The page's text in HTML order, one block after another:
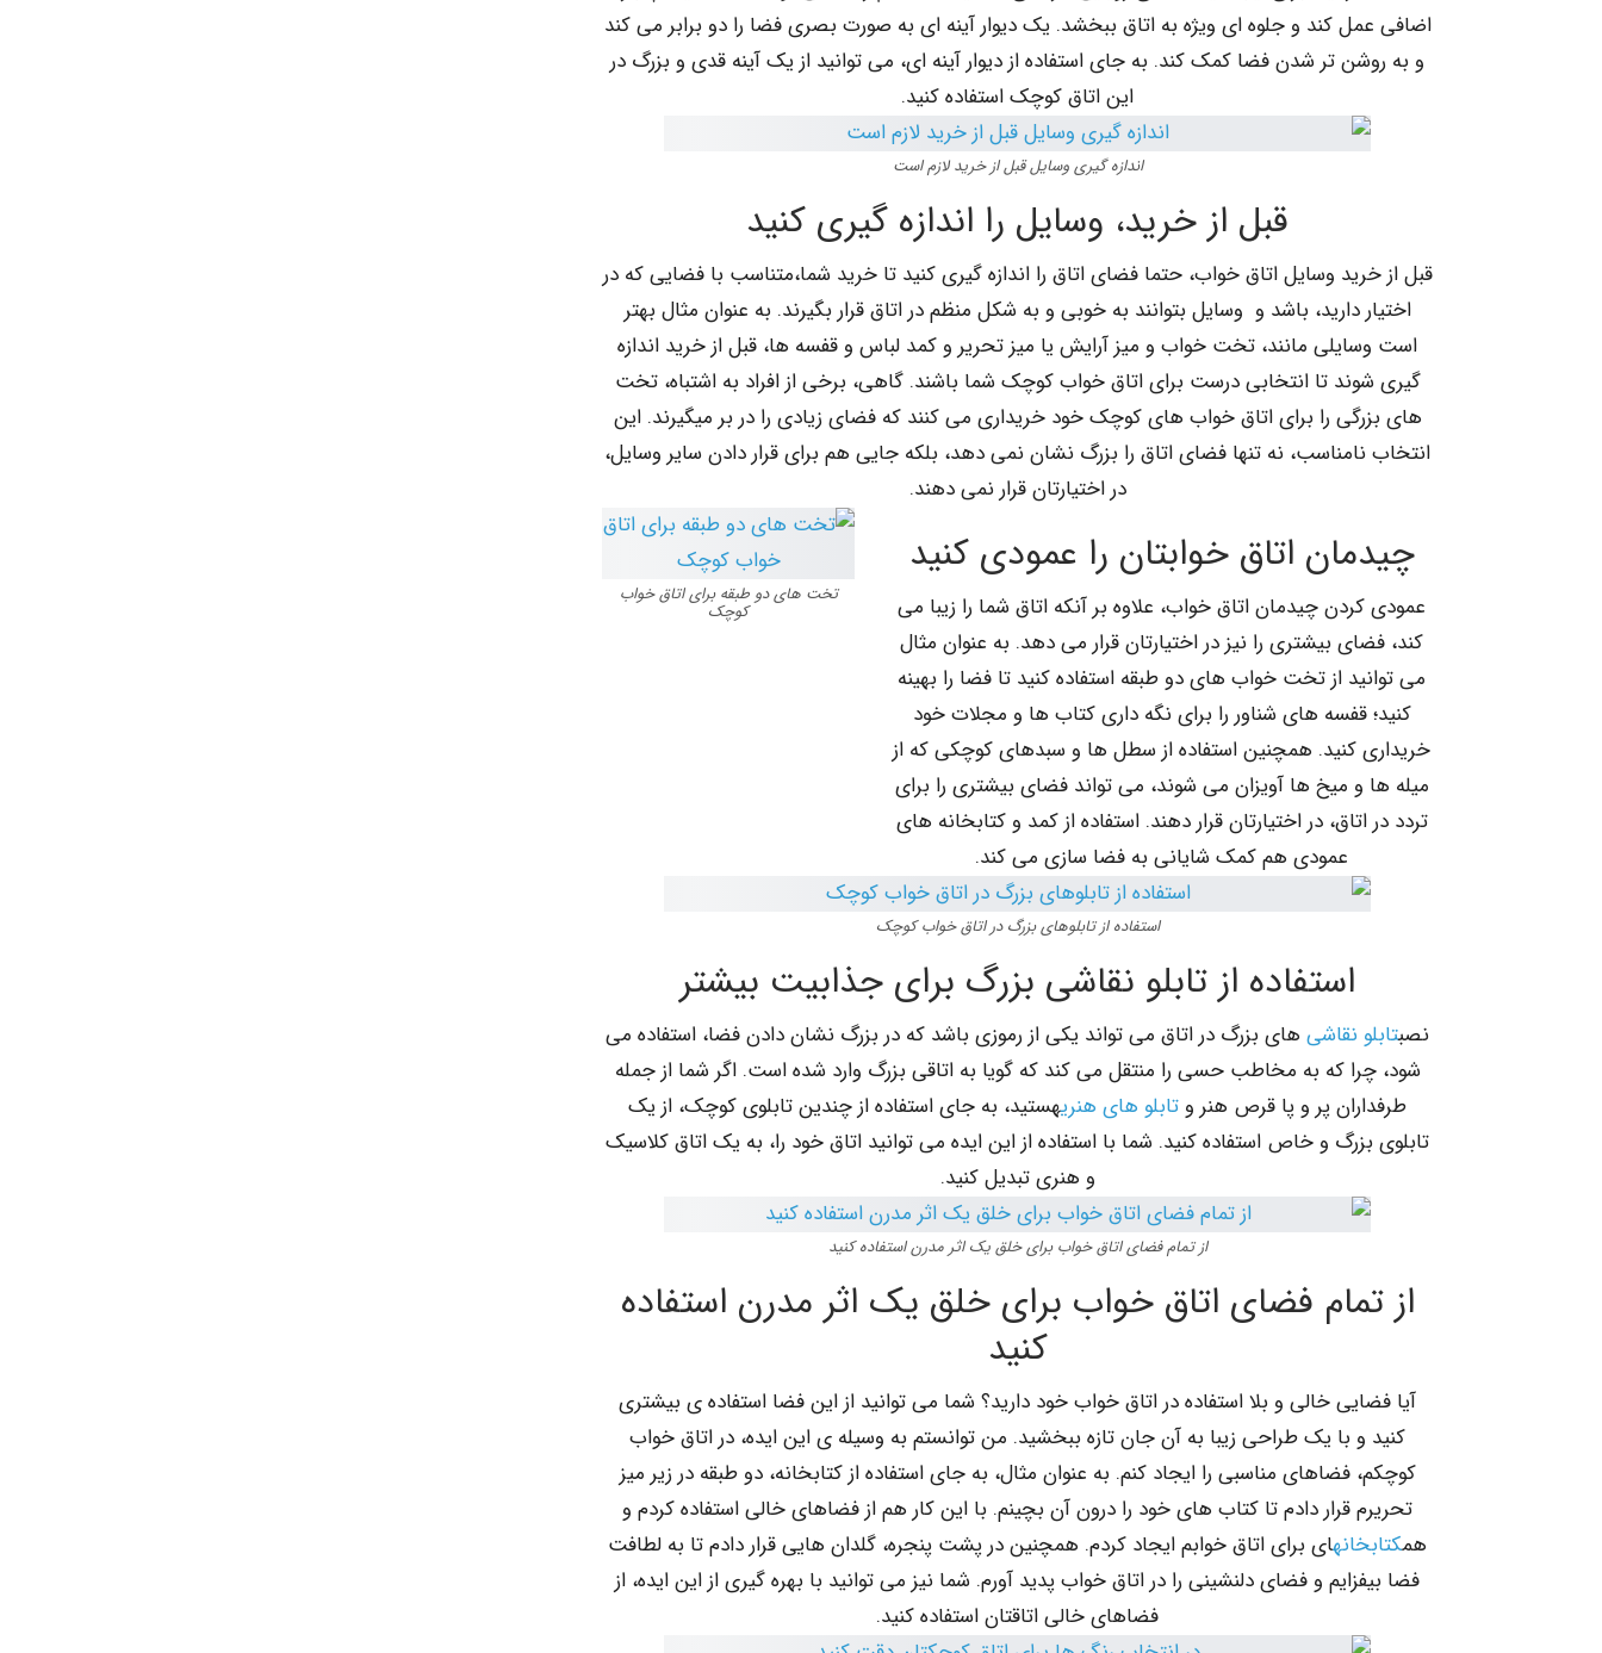
اضافی عمل کند و جلوه ای ویژه به اتاق ببخشد. یک دیوار آینه ای به صورت بصری فضا را دو برابر می کند
و به روشن تر شدن فضا کمک کند. به جای استفاده از دیوار آینه ای، می توانید از یک آینه قدی و بزرگ در
این اتاق کوچک استفاده کنید.
اندازه گیری وسایل قبل از خرید لازم است
قبل از خرید، وسایل را اندازه گیری کنید
قبل از خرید وسایل اتاق خواب، حتما فضای اتاق را اندازه گیری کنید تا خرید شما،متناسب با فضایی که در
اختیار دارید، باشد و وسایل بتوانند به خوبی و به شکل منظم در اتاق قرار بگیرند. به عنوان مثال بهتر
است وسایلی مانند، تخت خواب و میز آرایش یا میز تحریر و کمد لباس و قفسه ها، قبل از خرید اندازه
گیری شوند تا انتخابی درست برای اتاق خواب کوچک شما باشند. گاهی، برخی از افراد به اشتباه، تخت
های بزرگی را برای اتاق خواب های کوچک خود خریداری می کنند که فضای زیادی را در بر میگیرند. این
انتخاب نامناسب، نه تنها فضای اتاق را بزرگ نشان نمی دهد، بلکه جایی هم برای قرار دادن سایر وسایل،
در اختیارتان قرار نمی دهند.
چیدمان اتاق خوابتان را عمودی کنید
عمودی کردن چیدمان اتاق خواب، علاوه بر آنکه اتاق شما را زیبا می
کند، فضای بیشتری را نیز در اختیارتان قرار می دهد. به عنوان مثال
می توانید از تخت خواب های دو طبقه استفاده کنید تا فضا را بهینه
کنید؛ قفسه های شناور را برای نگه داری کتاب ها و مجلات خود
خریداری کنید. همچنین استفاده از سطل ها و سبدهای کوچکی که از
میله ها و میخ ها آویزان می شوند، می تواند فضای بیشتری را برای
تردد در اتاق، در اختیارتان قرار دهند. استفاده از کمد و کتابخانه های
عمودی هم کمک شایانی به فضا سازی می کند.
تخت های دو طبقه برای اتاق خواب
کوچک
استفاده از تابلوهای بزرگ در اتاق خواب کوچک
استفاده از تابلو نقاشی بزرگ برای جذابیت بیشتر
نصبتابلو نقاشی های بزرگ در اتاق می تواند یکی از رموزی باشد که در بزرگ نشان دادن فضا، استفاده می
شود، چرا که به مخاطب حسی را منتقل می کند که گویا به اتاقی بزرگ وارد شده است. اگر شما از جمله
طرفداران پر و پا قرص هنر و تابلو های هنریهستید، به جای استفاده از چندین تابلوی کوچک، از یک
تابلوی بزرگ و خاص استفاده کنید. شما با استفاده از این ایده می توانید اتاق خود را، به یک اتاق کلاسیک
و هنری تبدیل کنید.
از تمام فضای اتاق خواب برای خلق یک اثر مدرن استفاده کنید
از تمام فضای اتاق خواب برای خلق یک اثر مدرن استفاده
کنید
آیا فضایی خالی و بلا استفاده در اتاق خواب خود دارید؟ شما می توانید از این فضا استفاده ی بیشتری
کنید و با یک طراحی زیبا به آن جان تازه ببخشید. من توانستم به وسیله ی این ایده، در اتاق خواب
کوچکم، فضاهای مناسبی را ایجاد کنم. به عنوان مثال، به جای استفاده از کتابخانه، دو طبقه در زیر میز
تحریرم قرار دادم تا کتاب های خود را درون آن بچینم. با این کار هم از فضاهای خالی استفاده کردم و
همکتابخانهای برای اتاق خوابم ایجاد کردم. همچنین در پشت پنجره، گلدان هایی قرار دادم تا به لطافت
فضا بیفزایم و فضای دلنشینی را در اتاق خواب پدید آورم. شما نیز می توانید با بهره گیری از این ایده، از
فضاهای خالی اتاقتان استفاده کنید.